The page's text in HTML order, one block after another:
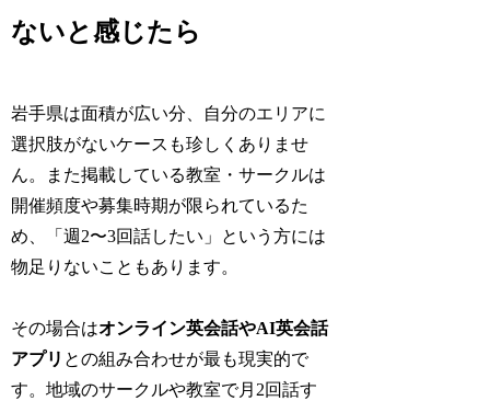
ないと感じたら
岩手県は面積が広い分、自分のエリアに
選択肢がないケースも珍しくありませ
ん。また掲載している教室・サークルは
開催頻度や募集時期が限られているた
め、「週2〜3回話したい」という方には
物足りないこともあります。
その場合はオンライン英会話やAI英会話
アプリ との組み合わせが最も現実的で
す。地域のサークルや教室で月2回話す